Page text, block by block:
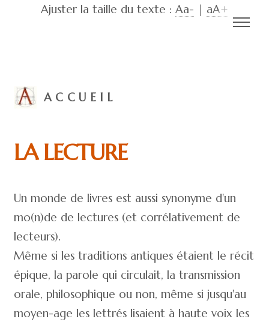
Ajuster la taille du texte : Aa- | aA+
ACCUEIL
LA LECTURE
Un monde de livres est aussi synonyme d'un
mo(n)de de lectures (et corrélativement de
lecteurs).
Même si les traditions antiques étaient le récit
épique, la parole qui circulait, la transmission
orale, philosophique ou non, même si jusqu'au
moyen-age les lettrés lisaient à haute voix les